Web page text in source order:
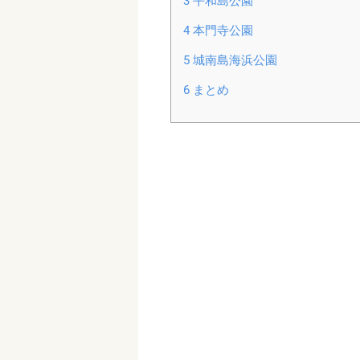
4本門寺公園
5城南島海浜公園
6まとめ